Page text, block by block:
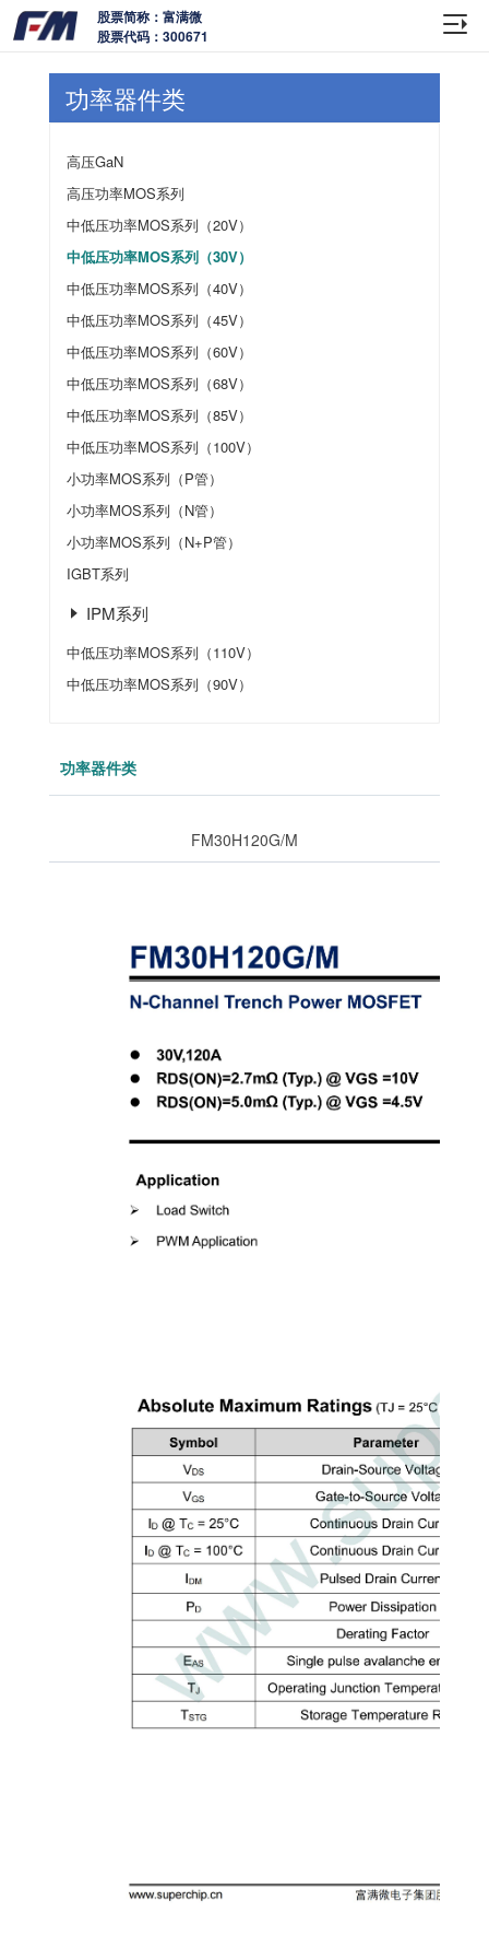
股票简称：富满微
股票代码：300671
功率器件类
高压GaN
高压功率MOS系列
中低压功率MOS系列（20V）
中低压功率MOS系列（30V）
中低压功率MOS系列（40V）
中低压功率MOS系列（45V）
中低压功率MOS系列（60V）
中低压功率MOS系列（68V）
中低压功率MOS系列（85V）
中低压功率MOS系列（100V）
小功率MOS系列（P管）
小功率MOS系列（N管）
小功率MOS系列（N+P管）
IGBT系列
IPM系列
中低压功率MOS系列（110V）
中低压功率MOS系列（90V）
功率器件类
FM30H120G/M